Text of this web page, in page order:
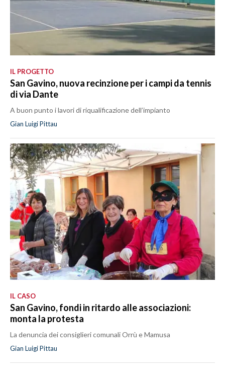
IL PROGETTO
San Gavino, nuova recinzione per i campi da tennis
di via Dante
A buon punto i lavori di riqualificazione dell’impianto
Gian Luigi Pittau
IL CASO
San Gavino, fondi in ritardo alle associazioni:
monta la protesta
La denuncia dei consiglieri comunali Orrù e Mamusa
Gian Luigi Pittau